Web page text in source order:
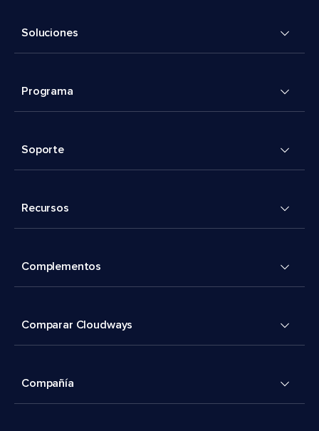
Soluciones
Programa
Soporte
Recursos
Complementos
Comparar Cloudways
Compañía